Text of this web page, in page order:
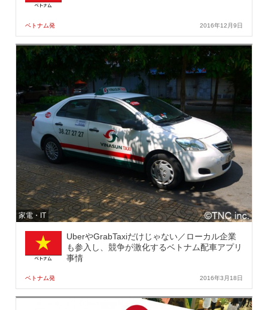
ベトナム発 2016年12月9日
家電・IT
UberやGrabTaxiだけじゃない／ローカル企業
も参入し、競争が激化するベトナム配車アプリ
事情
ベトナム発 2016年3月18日